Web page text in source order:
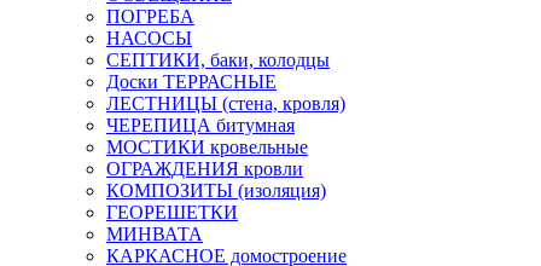
ПОГРЕБА
НАСОСЫ
СЕПТИКИ, баки, колодцы
Доски ТЕРРАСНЫЕ
ЛЕСТНИЦЫ (стена, кровля)
ЧЕРЕПИЦА битумная
МОСТИКИ кровельные
ОГРАЖДЕНИЯ кровли
КОМПОЗИТЫ (изоляция)
ГЕОРЕШЕТКИ
МИНВАТА
КАРКАСНОЕ домостроение